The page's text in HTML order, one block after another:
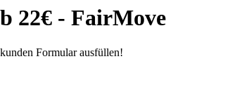
22€ - FairMove
Formular ausfüllen!